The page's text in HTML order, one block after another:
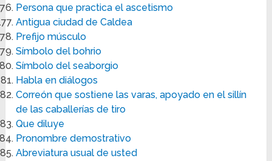
Persona que practica el ascetismo
Antigua ciudad de Caldea
Prefijo músculo
Símbolo del bohrio
Símbolo del seaborgio
Habla en diálogos
Correón que sostiene las varas, apoyado en el sillín
de las caballerías de tiro
Que diluye
Pronombre demostrativo
Abreviatura usual de usted